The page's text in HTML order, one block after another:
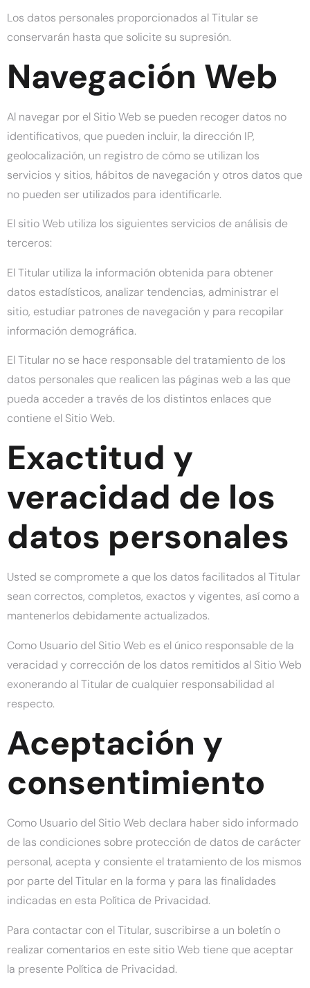
Los datos personales proporcionados al Titular se
conservarán hasta que solicite su supresión.
Navegación Web
Al navegar por el Sitio Web se pueden recoger datos no
identificativos, que pueden incluir, la dirección IP,
geolocalización, un registro de cómo se utilizan los
servicios y sitios, hábitos de navegación y otros datos que
no pueden ser utilizados para identificarle.
El sitio Web utiliza los siguientes servicios de análisis de
terceros:
El Titular utiliza la información obtenida para obtener
datos estadísticos, analizar tendencias, administrar el
sitio, estudiar patrones de navegación y para recopilar
información demográfica.
El Titular no se hace responsable del tratamiento de los
datos personales que realicen las páginas web a las que
pueda acceder a través de los distintos enlaces que
contiene el Sitio Web.
Exactitud y
veracidad de los
datos personales
Usted se compromete a que los datos facilitados al Titular
sean correctos, completos, exactos y vigentes, así como a
mantenerlos debidamente actualizados.
Como Usuario del Sitio Web es el único responsable de la
veracidad y corrección de los datos remitidos al Sitio Web
exonerando al Titular de cualquier responsabilidad al
respecto.
Aceptación y
consentimiento
Como Usuario del Sitio Web declara haber sido informado
de las condiciones sobre protección de datos de carácter
personal, acepta y consiente el tratamiento de los mismos
por parte del Titular en la forma y para las finalidades
indicadas en esta Política de Privacidad.
Para contactar con el Titular, suscribirse a un boletín o
realizar comentarios en este sitio Web tiene que aceptar
la presente Política de Privacidad.